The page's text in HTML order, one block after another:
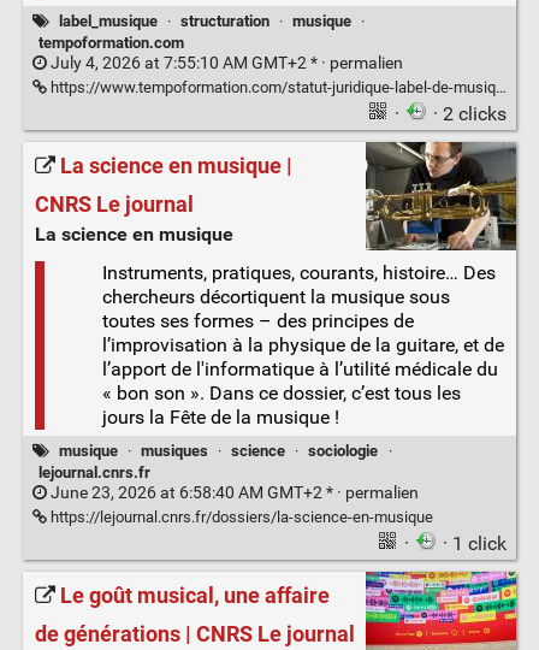
label_musique · structuration · musique ·
tempoformation.com
July 4, 2026 at 7:55:10 AM GMT+2 * · permalien
https://www.tempoformation.com/statut-juridique-label-de-musique/
· · 2 clicks
La science en musique |
CNRS Le journal
La science en musique
Instruments, pratiques, courants, histoire… Des
chercheurs décortiquent la musique sous
toutes ses formes – des principes de
l’improvisation à la physique de la guitare, et de
l’apport de l'informatique à l’utilité médicale du
« bon son ». Dans ce dossier, c’est tous les
jours la Fête de la musique !
musique · musiques · science · sociologie
·
lejournal.cnrs.fr
June 23, 2026 at 6:58:40 AM GMT+2 * · permalien
https://lejournal.cnrs.fr/dossiers/la-science-en-musique
· · 1 click
Le goût musical, une affaire
de générations | CNRS Le journal